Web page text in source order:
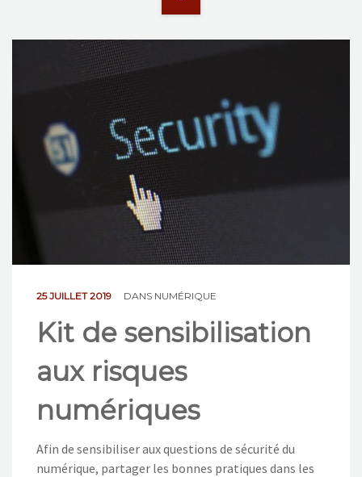
ACTUALITÉS
LA CCA-GE
NOS ACTIONS
25 JUILLET 2019 DANS NUMÉRIQUE
Kit de sensibilisation
aux risques
numériques
Afin de sensibiliser aux questions de sécurité du
numérique, partager les bonnes pratiques dans les